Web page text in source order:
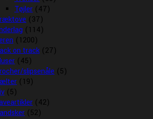
Tøjler (47)
(37)
(114)
(1200)
on track (27)
(45)
slipsenåle (5)
(19)
(5)
(42)
(52)